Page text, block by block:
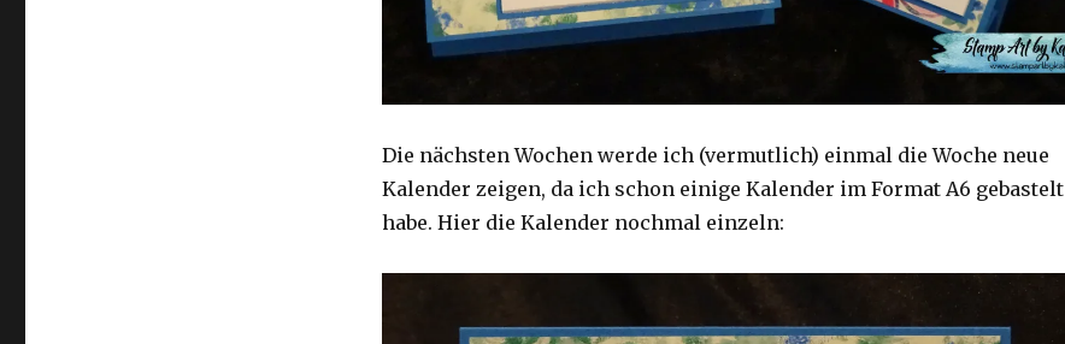
Die nächsten Wochen werde ich (vermutlich) einmal die Woche neue
Kalender zeigen, da ich schon einige Kalender im Format A6 gebastelt
habe. Hier die Kalender nochmal einzeln: